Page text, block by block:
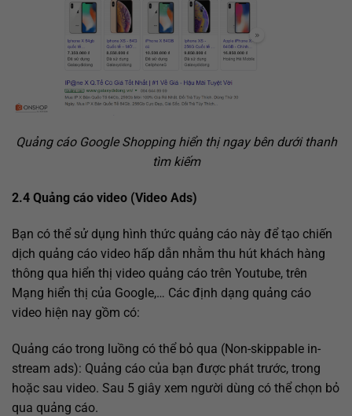
Quảng cáo Google Shopping hiển thị ngay bên dưới thanh
tìm kiếm
2.4 Quảng cáo video (Video Ads)
Bạn có thể sử dụng hình thức quảng cáo này để tạo chiến
dịch quảng cáo video hấp dẫn nhằm thu hút khách hàng
thông qua hiển thị video quảng cáo trên Youtube, trên
Mạng hiển thị của Google,… Các định dạng quảng cáo
video hiện nay gồm có:
Quảng cáo trong luồng có thể bỏ qua (Non-skippable in-
stream ads): Quảng cáo của bạn được phát trước, trong
hoặc sau video. Sau 5 giây xem người dùng có thể chọn bỏ
qua quảng cáo.